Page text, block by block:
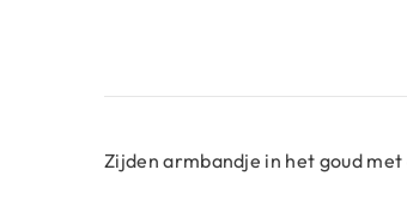
Zijden armbandje in het goud